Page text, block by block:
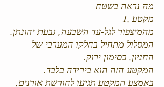
מה נראה בשטח
מקטע ,1
מהמיצפור לגל-עד השבעה, גבעת יהונתן.
המסלול מתחיל בחלקו המערבי של
החניון, בסימון ירוק.
המקטע הזה הוא בירידה בלבד.
באמצע המקטע תגיעו לחורשת אורנים,